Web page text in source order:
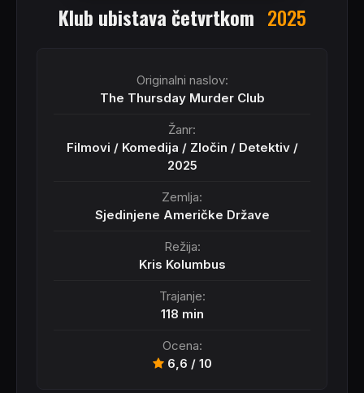
Klub ubistava četvrtkom 2025
Originalni naslov:
The Thursday Murder Club
Žanr:
Filmovi / Komedija / Zločin / Detektiv/
2025
Zemlja:
Sjedinjene Američke Države
Režija:
Kris Kolumbus
Trajanje:
118 min
Ocena:
6,6 / 10